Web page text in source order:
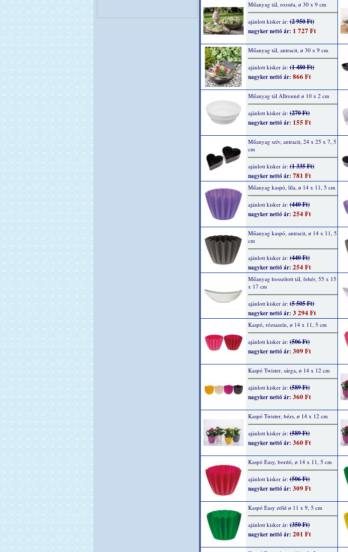
Műanyag tál, rozsda, ø 30 x 9 cm
ajánlott kisker ár:(2 950 Ft)
nagyker nettó ár: 1 727 Ft
Műanyag tál, antracit, ø 30 x 9 cm
ajánlott kisker ár:(1 480 Ft)
nagyker nettó ár: 866 Ft
Műanyag tál Allround ø 10 x 2 cm
ajánlott kisker ár:(270 Ft)
nagyker nettó ár: 155 Ft
Műanyag szív, antracit, 24 x 25 x 7, 5
cm
ajánlott kisker ár:(1 335 Ft)
nagyker nettó ár: 781 Ft
Műanyag kaspó, lila, ø 14 x 11, 5 cm
ajánlott kisker ár:(440 Ft)
nagyker nettó ár: 254 Ft
Műanyag kaspó, antracit, ø 14 x 11, 5
cm
ajánlott kisker ár:(440 Ft)
nagyker nettó ár: 254 Ft
Műanyag hosszított tál, fehér, 55 x 15
x 17 cm
ajánlott kisker ár:(5 505 Ft)
nagyker nettó ár: 3 294 Ft
Kaspó, rózsaszín, ø 14 x 11, 5 cm
ajánlott kisker ár:(506 Ft)
nagyker nettó ár: 309 Ft
Kaspó Twister, sárga, ø 14 x 12 cm
ajánlott kisker ár:(589 Ft)
nagyker nettó ár: 360 Ft
Kaspó Twister, bézs, ø 14 x 12 cm
ajánlott kisker ár:(589 Ft)
nagyker nettó ár: 360 Ft
Kaspó Easy, bordó, ø 14 x 11, 5 cm
ajánlott kisker ár:(506 Ft)
nagyker nettó ár: 309 Ft
Kaspó Easy zöld ø 11 x 9, 5 cm
ajánlott kisker ár:(350 Ft)
nagyker nettó ár: 201 Ft